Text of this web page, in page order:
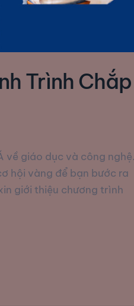
Trình Chắp
về giáo dục và công nghệ.
hội vàng để bạn bước ra
giới thiệu chương trình